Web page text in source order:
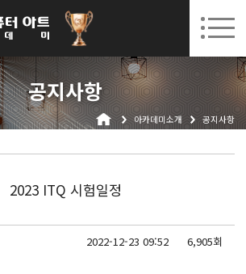
수원캠퍼스 개강 08. 12.(수)
회원가입 고객센터
공지사항
아카데미소개 공지사항
2023 ITQ 시험일정
2022-12-23 09:52 6,905회